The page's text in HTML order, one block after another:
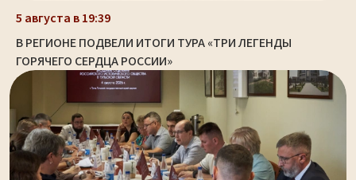
5 августа в 19:39
В РЕГИОНЕ ПОДВЕЛИ ИТОГИ ТУРА «ТРИ ЛЕГЕНДЫ
ГОРЯЧЕГО СЕРДЦА РОССИИ»